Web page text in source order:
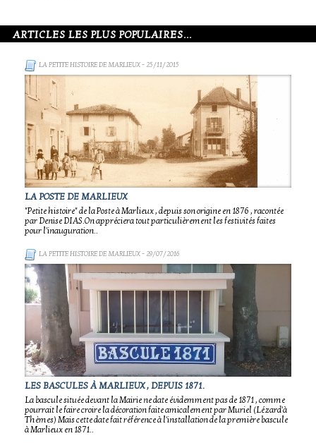
ARTICLES LES PLUS POPULAIRES...
LA PETITE HISTOIRE DE MARLIEUX- 25/11/2015
LA POSTE DE MARLIEUX
"Petite histoire" de la Poste à Marlieux , depuis son origine en 1876 , racontée
par Denise DIAS.On appréciera tout particulièrement les festivités faites
pour l'inauguration..
LA PETITE HISTOIRE DE MARLIEUX- 29/07/2016
LES BASCULES À MARLIEUX , DEPUIS 1871.
La bascule située devant la Mairie ne date évidemment pas de 1871 , comme
pourrait le faire croire la décoration faite amicalement par Muriel (Lézard'à
Thèmes) Mais cette date fait référence à l'installation de la première bascule
à Marlieux en 1871..